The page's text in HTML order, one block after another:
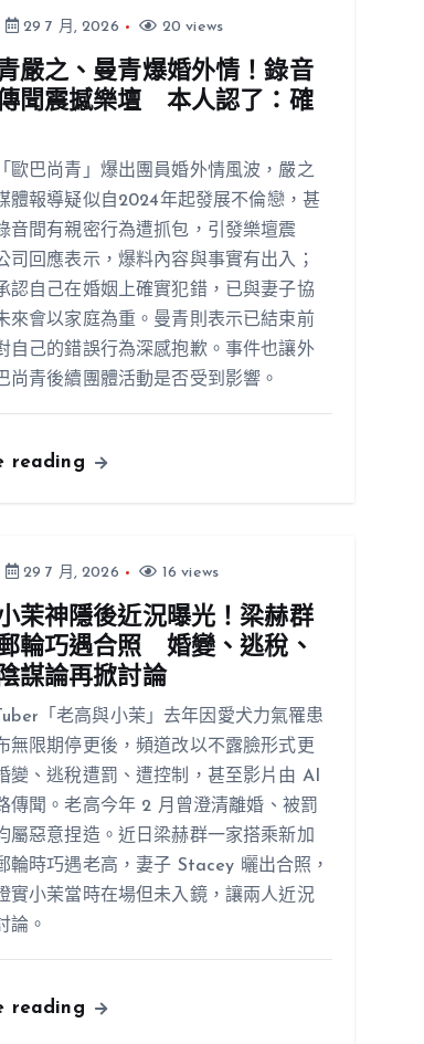
29 7 月, 2026 20 views
嚴之、曼青爆婚外情！錄音
聞震撼樂壇 本人認了：確
歐巴尚青」爆出團員婚外情風波，嚴之
體報導疑似自2024年起發展不倫戀，甚
音間有親密行為遭抓包，引發樂壇震
司回應表示，爆料內容與事實有出入；
認自己在婚姻上確實犯錯，已與妻子協
來會以家庭為重。曼青則表示已結束前
自己的錯誤行為深感抱歉。事件也讓外
尚青後續團體活動是否受到影響。
reading
29 7 月, 2026 16 views
茉神隱後近況曝光！梁赫群
輪巧遇合照 婚變、逃稅、
謀論再掀討論
「老高與小茉」去年因愛犬力氣罹患
無限期停更後，頻道改以不露臉形式更
變、逃稅遭罰、遭控制，甚至影片由 AI
傳聞。老高今年 2 月曾澄清離婚、被罰
屬惡意捏造。近日梁赫群一家搭乘新加
輪時巧遇老高，妻子 Stacey 曬出合照，
實小茉當時在場但未入鏡，讓兩人近況
論。
reading